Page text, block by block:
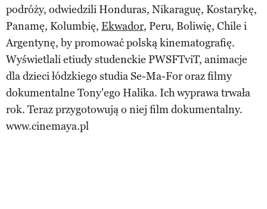
podróży, odwiedzili Honduras, Nikaraguę, Kostarykę,
Panamę, Kolumbię, Ekwador, Peru, Boliwię, Chile i
Argentynę, by promować polską kinematografię.
Wyświetlali etiudy studenckie PWSFTviT, animacje
dla dzieci łódzkiego studia Se-Ma-For oraz filmy
dokumentalne Tony'ego Halika. Ich wyprawa trwała
rok. Teraz przygotowują o niej film dokumentalny.
www.cinemaya.pl